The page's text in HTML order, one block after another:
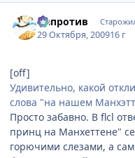
Напротив
29 Октября, 200916 г
[off]
Удивительно, какой
слова "на нашем
Просто забавно. В flcl
принц на Манхеттене"
горючими слезами, а